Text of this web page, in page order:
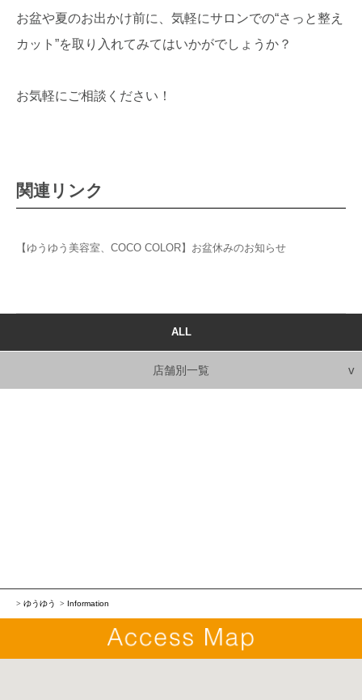
お盆や夏のお出かけ前に、気軽にサロンでの“さっと整え
カット”を取り入れてみてはいかがでしょうか？
お気軽にご相談ください！
関連リンク
【ゆうゆう美容室、COCO COLOR】お盆休みのお知らせ
ALL
店舗別一覧
ゆうゆう Information